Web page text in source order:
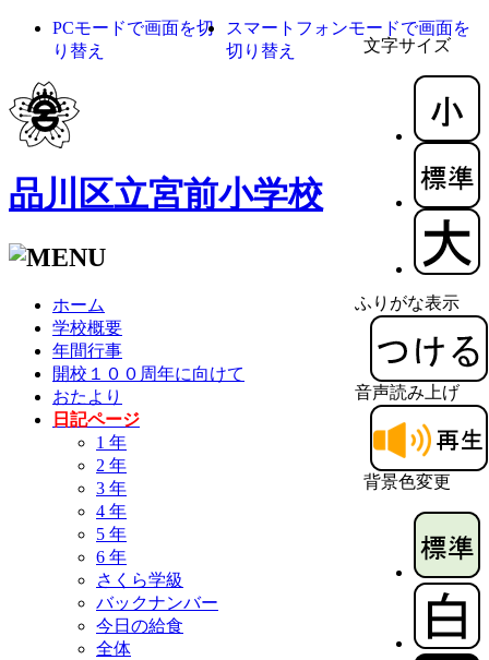
文字サイズ
ふりがな表示
音声読み上げ
背景色変更
PCモードで画面を切
り替え
スマートフォンモードで画面を
切り替え
品川区立宮前小学校
ホーム
学校概要
年間行事
開校１００周年に向けて
おたより
日記ページ
1 年
2 年
3 年
4 年
5 年
6 年
さくら学級
バックナンバー
今日の給食
全体